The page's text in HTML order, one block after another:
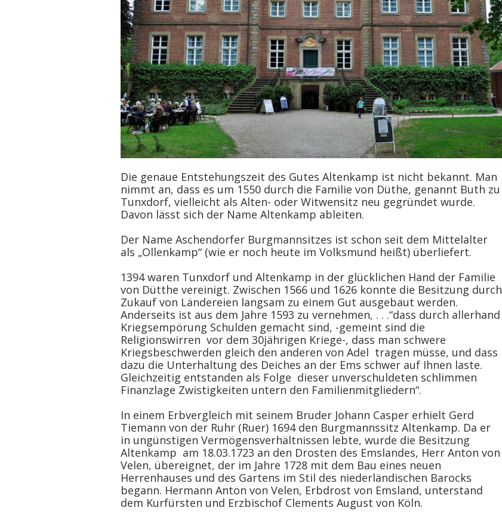
Die genaue Entstehungszeit des Gutes Altenkamp ist nicht bekannt. Man
nimmt an, dass es um 1550 durch die Familie von Düthe, genannt Buth zu
Tunxdorf, vielleicht als Alten- oder Witwensitz neu gegründet wurde.
Davon lässt sich der Name Altenkamp ableiten.
Der Name Aschendorfer Burgmannsitzes ist schon seit dem Mittelalter
als „Ollenkamp“ (wie er noch heute im Volksmund heißt) überliefert.
1394 waren Tunxdorf und Altenkamp in der glücklichen Hand der Familie
von Dütthe vereinigt. Zwischen 1566 und 1626 konnte die Besitzung durch
Zukauf von Ländereien langsam zu einem Gut ausgebaut werden.
Anderseits ist aus dem Jahre 1593 zu vernehmen, . . .“dass durch allerhand
Kriegsempörung Schulden gemacht sind, -gemeint sind die
Religionswirren vor dem 30jährigen Kriege-, dass man schwere
Kriegsbeschwerden gleich den anderen von Adel tragen müsse, und dass
dazu die Unterhaltung des Deiches an der Ems schwer auf Ihnen laste.
Gleichzeitig entstanden als Folge dieser unverschuldeten schlimmen
Finanzlage Zwistigkeiten untern den Familienmitgliedern“.
In einem Erbvergleich mit seinem Bruder Johann Casper erhielt Gerd
Tiemann von der Ruhr (Ruer) 1694 den Burgmannssitz Altenkamp. Da er
in ungünstigen Vermögensverhältnissen lebte, wurde die Besitzung
Altenkamp am 18.03.1723 an den Drosten des Emslandes, Herr Anton von
Velen, übereignet, der im Jahre 1728 mit dem Bau eines neuen
Herrenhauses und des Gartens im Stil des niederländischen Barocks
begann. Hermann Anton von Velen, Erbdrost von Emsland, unterstand
dem Kurfürsten und Erzbischof Clements August von Köln.